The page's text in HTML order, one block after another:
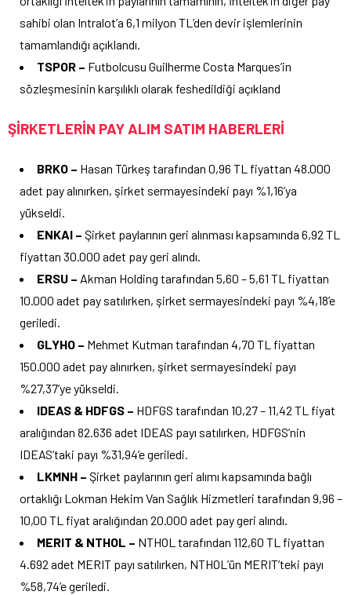
sahibi olan Intralot’a 6,1 milyon TL’den devir işlemlerinin
tamamlandığı açıklandı.
TSPOR – Futbolcusu Guilherme Costa Marques’in
sözleşmesinin karşılıklı olarak feshedildiği açıkland
ŞİRKETLERİN PAY ALIM SATIM HABERLERİ
BRKO – Hasan Türkeş tarafından 0,96 TL fiyattan 48.000
adet pay alınırken, şirket sermayesindeki payı %1,16’ya
yükseldi.
ENKAI – Şirket paylarının geri alınması kapsamında 6,92 TL
fiyattan 30.000 adet pay geri alındı.
ERSU – Akman Holding tarafından 5,60 – 5,61 TL fiyattan
10.000 adet pay satılırken, şirket sermayesindeki payı %4,18’e
geriledi.
GLYHO – Mehmet Kutman tarafından 4,70 TL fiyattan
150.000 adet pay alınırken, şirket sermayesindeki payı
%27,37’ye yükseldi.
IDEAS & HDFGS – HDFGS tarafından 10,27 – 11,42 TL fiyat
aralığından 82.636 adet IDEAS payı satılırken, HDFGS’nin
IDEAS’taki payı %31,94’e geriledi.
LKMNH – Şirket paylarının geri alımı kapsamında bağlı
ortaklığı Lokman Hekim Van Sağlık Hizmetleri tarafından 9,96 –
10,00 TL fiyat aralığından 20.000 adet pay geri alındı.
MERIT & NTHOL – NTHOL tarafından 112,60 TL fiyattan
4.692 adet MERIT payı satılırken, NTHOL’ün MERIT’teki payı
%58,74’e geriledi.